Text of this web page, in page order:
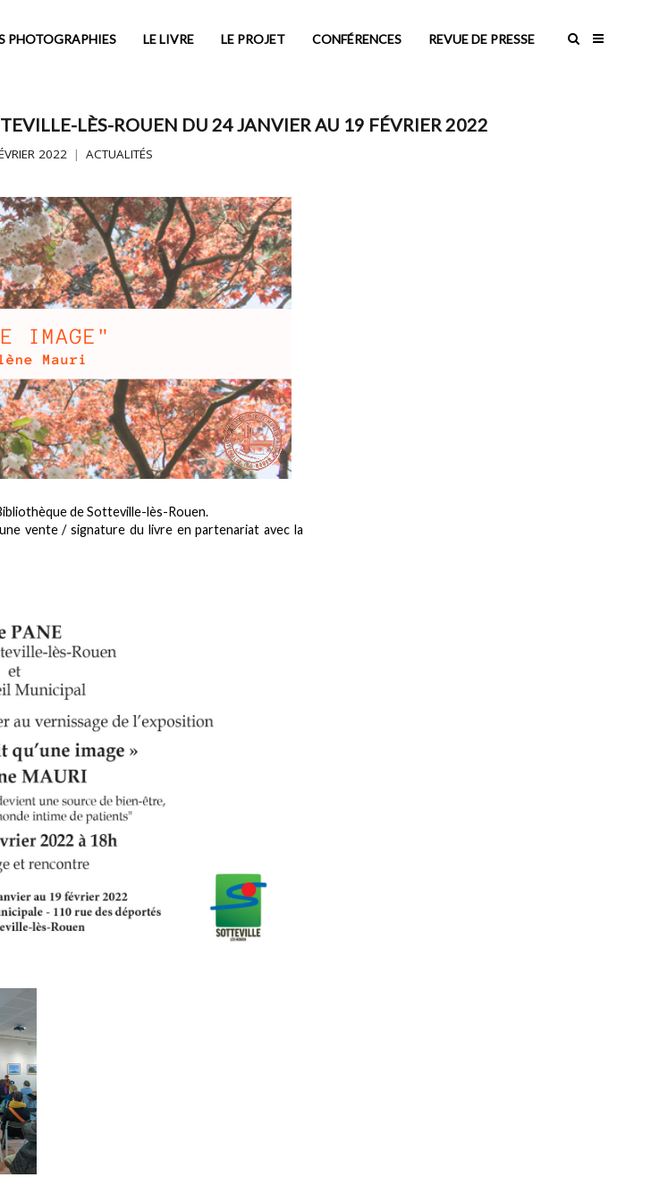
PHOTOGRAPHIES LE LIVRE LE PROJET CONFÉRENCES REVUE DE PRESSE
LÈS-ROUEN DU 24 JANVIER AU 19 FÉVRIER 2022
2022 ACTUALITÉS
de Sotteville-lès-Rouen.
vente / signature du livre en partenariat avec la